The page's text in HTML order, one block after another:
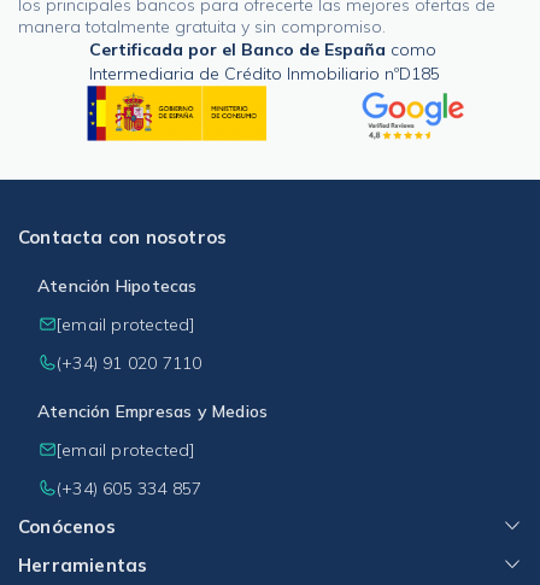
manera totalmente gratuita y sin compromiso.
Certificada por el Banco de España como
Intermediaria de Crédito Inmobiliario nºD185
Conócenos
Herramientas
Contacta con nosotros
Atención Hipotecas
[email protected]
(+34) 91 020 7110
Atención Empresas y Medios
[email protected]
(+34) 605 334 857